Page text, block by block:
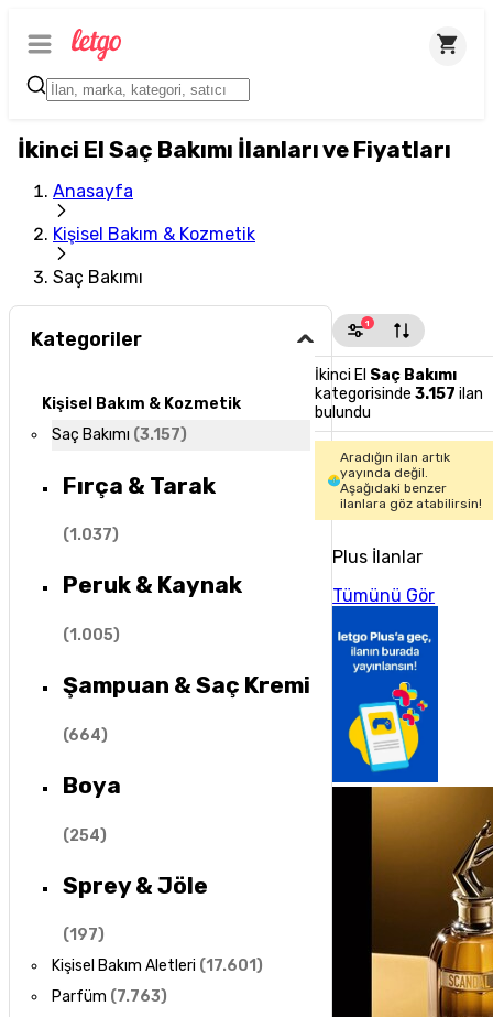
İkinci El Saç Bakımı İlanları ve Fiyatları
Anasayfa
Kişisel Bakım & Kozmetik
Saç Bakımı
Kategoriler
Kişisel Bakım & Kozmetik
Saç Bakımı (3.157)
Fırça & Tarak
(1.037)
Peruk & Kaynak
(1.005)
Şampuan & Saç Kremi
(664)
Boya
(254)
Sprey & Jöle
(197)
Kişisel Bakım Aletleri (17.601)
Parfüm (7.763)
1
İkinci El Saç Bakımı
kategorisinde 3.157 ilan
bulundu
Aradığın ilan artık
yayında değil.
Aşağıdaki benzer
ilanlara göz atabilirsin!
Plus İlanlar
Tümünü Gör